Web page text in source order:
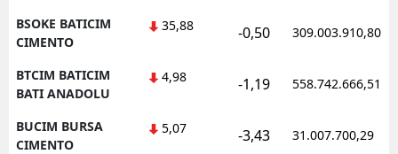
BSOKE BATICIM
CIMENTO
35,88 -0,50 309.003.910,80
BTCIM BATICIM
BATI ANADOLU
4,98 -1,19 558.742.666,51
BUCIM BURSA
CIMENTO
5,07 -3,43 31.007.700,29